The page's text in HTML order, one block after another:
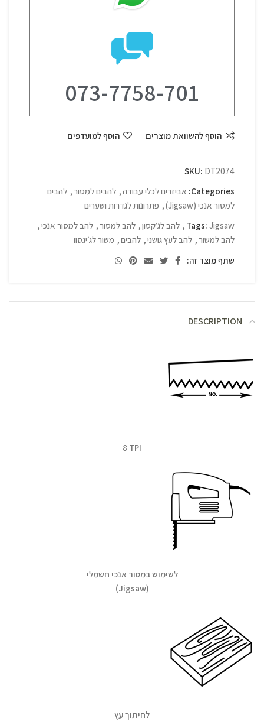
073-7758-701
הוסף להשוואת מוצרים הוסף למועדפים
SKU: DT2074
Categories: אביזרים לכלי עבודה, להבים למסור, להבים
למסור אנכי (Jigsaw)
, פתרונות לגדרות ושערים
Tags: Jigsaw
, להב לג׳קסון, להב למסור, להב למסור אנכי,
להב למשור, להב לעץ גושני, להבים, משור לג׳יגסוו
שתף מוצר זה:
DESCRIPTION
8 TPI
לשימוש במסור אנכי חשמלי
(Jigsaw)
לחיתוך עץ